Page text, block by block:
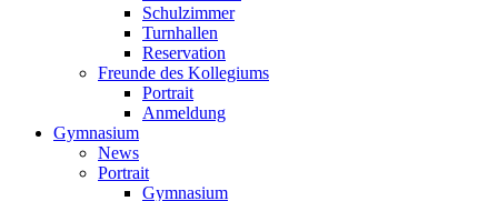
Schulzimmer
Turnhallen
Reservation
Freunde des Kollegiums
Portrait
Anmeldung
Gymnasium
News
Portrait
Gymnasium